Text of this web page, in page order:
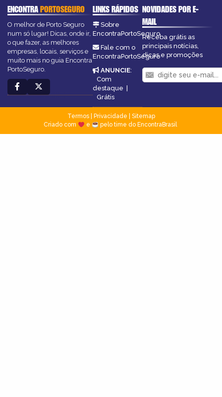
ENCONTRAPORTOSEGURO
O melhor de Porto Seguro
num só lugar! Dicas, onde ir,
o que fazer, as melhores
empresas, locais, serviços e
muito mais no guia Encontra
PortoSeguro.
LINKS RÁPIDOS
Sobre
EncontraPortoSeguro
Fale com o
EncontraPortoSeguro
ANUNCIE:
Com
destaque
Grátis
NOVIDADES POR E-
MAIL
Receba grátis as
principais notícias,
dicas e promoções
Termos| Privacidade
Sitemap
Criado com
e pelo time do EncontraBrasil